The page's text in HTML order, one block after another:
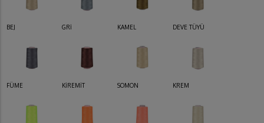
BEJ GRİ KAMEL DEVE TÜYÜ
FÜME KİREMİT SOMON KREM